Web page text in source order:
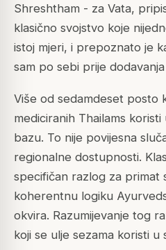
Shreshtham - za Vata,
klasično svojstvo koje
istoj mjeri, i prepoznato je
sam po sebi prije
Više od sedamdeset posto
mediciranih Thailams
bazu. To nije povijesna
regionalne dostupnosti.
specifičan razlog za primat
koherentnu logiku
okvira. Razumijevanje tog
koji se ulje sezama koristi u